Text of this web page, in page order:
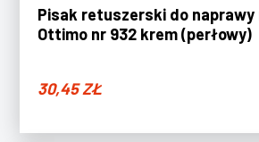
Pisak retuszerski do naprawy
Ottimo nr 932 krem (perłowy)
30,45ZŁ